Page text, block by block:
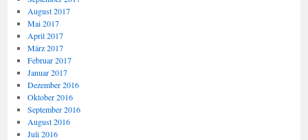
August 2017
Mai 2017
April 2017
März 2017
Februar 2017
Januar 2017
Dezember 2016
Oktober 2016
September 2016
August 2016
Juli 2016